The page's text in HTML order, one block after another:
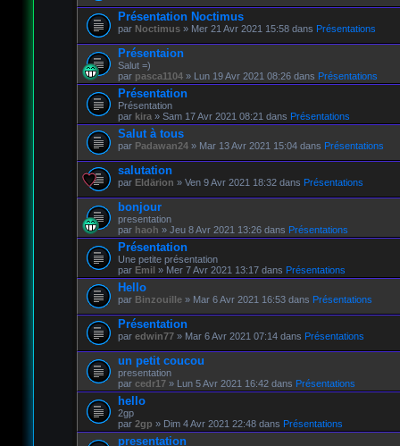
Présentation Noctimus
par Noctimus» Mer 21 Avr 2021 15:58 dans Présentations
Présentaion
Salut =)
par pasca1104» Lun 19 Avr 2021 08:26 dans Présentations
Présentation
Présentation
par kira» Sam 17 Avr 2021 08:21 dans Présentations
Salut à tous
par Padawan24» Mar 13 Avr 2021 15:04 dans Présentations
salutation
par Eldärion » Ven 9 Avr 2021 18:32 dans Présentations
bonjour
presentation
par haoh » Jeu 8 Avr 2021 13:26 dans Présentations
Présentation
Une petite présentation
par Emil » Mer 7 Avr 2021 13:17 dans Présentations
Hello
par Binzouille» Mar 6 Avr 2021 16:53 dans Présentations
Présentation
par edwin77» Mar 6 Avr 2021 07:14 dans Présentations
un petit coucou
presentation
par cedr17» Lun 5 Avr 2021 16:42 dans Présentations
hello
2gp
par 2gp » Dim 4 Avr 2021 22:48 dans Présentations
presentation